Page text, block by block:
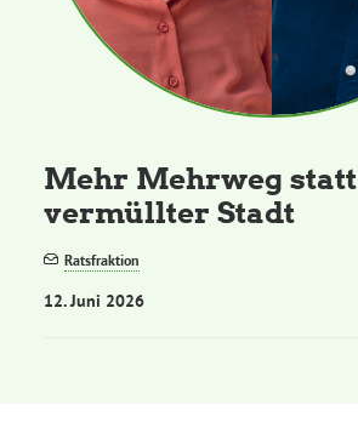
Mehr Mehrweg statt
vermüllter Stadt
Ratsfraktion
12. Juni 2026